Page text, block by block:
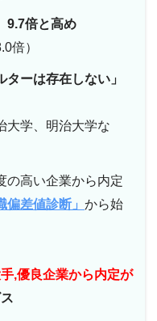
9.7倍と高め
倍）
ターは存在しない」
大学、明治大学な
の高い企業から内定
偏差値診断」 から始
,優良企業から内定が